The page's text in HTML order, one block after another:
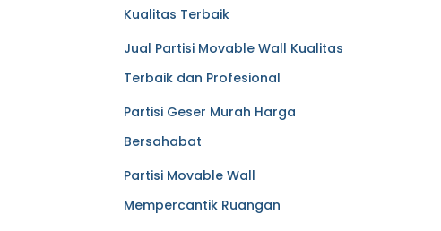
Kualitas Terbaik
Jual Partisi Movable Wall Kualitas
Terbaik dan Profesional
Partisi Geser Murah Harga
Bersahabat
Partisi Movable Wall
Mempercantik Ruangan